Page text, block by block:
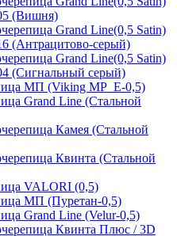
(Вишня)
Grand Line(0,5 Satin)
(Антрацитово-серый)
Grand Line(0,5 Satin)
(Сигнальный серый)
МП (Viking MP_E-0,5)
Grand Line (Стальной
Камея (Стальной
Квинта (Стальной
VALORI (0,5)
МП (Пуретан-0,5)
Grand Line (Velur-0,5)
Квинта Плюс / 3D